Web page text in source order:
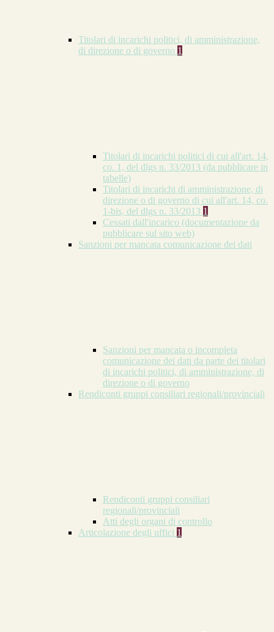
Titolari di incarichi politici, di amministrazione,
di direzione o di governo 1
Titolari di incarichi politici di cui all'art. 14,
co. 1, del dlgs n. 33/2013 (da pubblicare in
tabelle)
Titolari di incarichi di amministrazione, di
direzione o di governo di cui all'art. 14, co.
1-bis, del dlgs n. 33/2013 1
Cessati dall'incarico (documentazione da
pubblicare sul sito web)
Sanzioni per mancata comunicazione dei dati
Sanzioni per mancata o incompleta
comunicazione dei dati da parte dei titolari
di incarichi politici, di amministrazione, di
direzione o di governo
Rendiconti gruppi consiliari regionali/provinciali
Rendiconti gruppi consiliari
regionali/provinciali
Atti degli organi di controllo
Articolazione degli uffici 1